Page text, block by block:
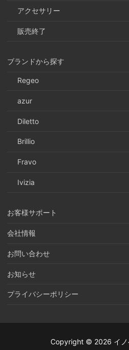
アクセサリー
販売終了
ブランドから探す
Regeo
azur
Diletto
Brillio
Fravo
Ivizia
お客様サポート
会社情報
お問い合わせ
お知らせ
プライバシーポリシー
Copyright © 2026 イノ